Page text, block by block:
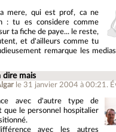
mere, qui est prof, ca ne
: tu es considere comme
ta fiche de paye... le reste,
et d'ailleurs comme tu
remarque les
dire mais
le 31 janvier 2004 à 00:21 .
avec d'autre type de
que le personnel hospitalier
avec les autres